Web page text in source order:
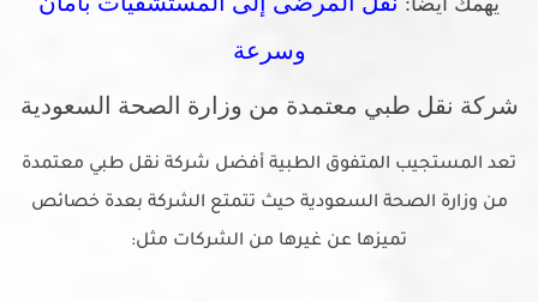
وسرعة
شركة نقل طبي معتمدة من وزارة الصحة السعودية
تعد المستجيب المتفوق الطبية أفضل شركة نقل طبي معتمدة
من وزارة الصحة السعودية حيث تتمتع الشركة بعدة خصائص
تميزها عن غيرها من الشركات مثل: